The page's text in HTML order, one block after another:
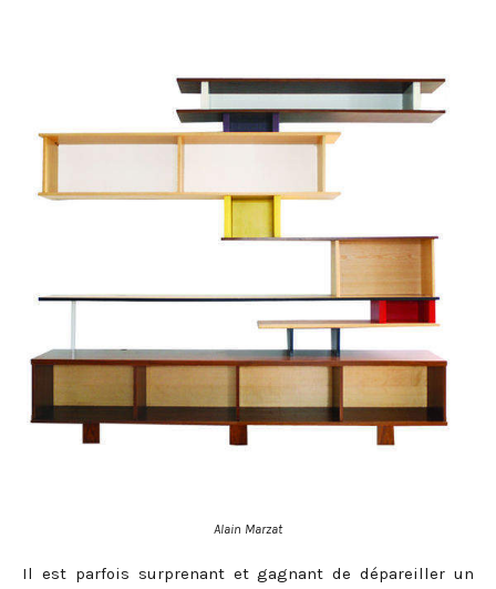
Alain Marzat
Il est parfois surprenant et gagnant de dépareiller un